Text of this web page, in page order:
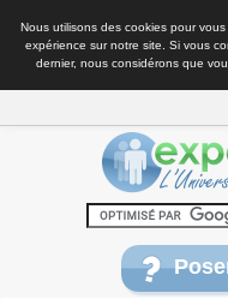
Nous utilisons des cookies pour
expérience sur notre site. Si vous
dernier, nous considérons que